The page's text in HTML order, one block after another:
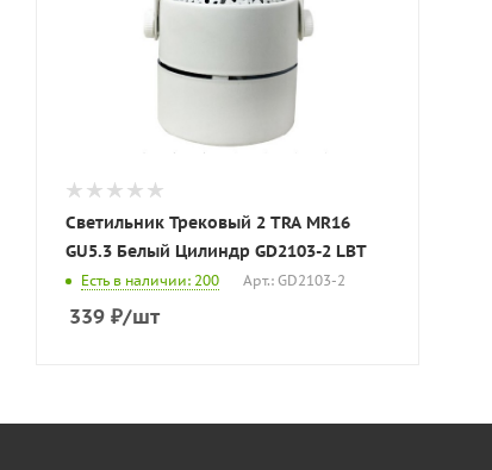
Светильник Трековый 2 TRA MR16
GU5.3 Белый Цилиндр GD2103-2 LBT
Есть в наличии: 200 Арт.: GD2103-2
339 ₽/шт